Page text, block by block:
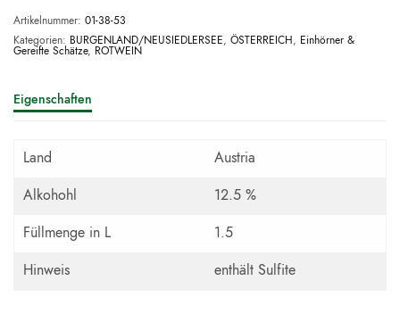
Artikelnummer: 01-38-53
Kategorien: BURGENLAND/NEUSIEDLERSEE, ÖSTERREICH, Einhörner &
Gereifte Schätze, ROTWEIN
Eigenschaften
Land
Austria
Alkohohl
12.5 %
Füllmenge in L
1.5
Hinweis
enthält Sulfite